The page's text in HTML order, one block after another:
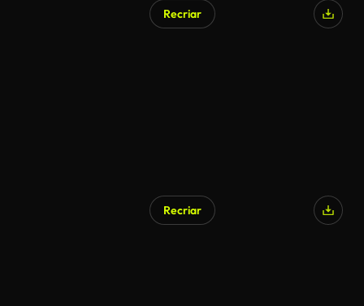
Recriar
Recriar